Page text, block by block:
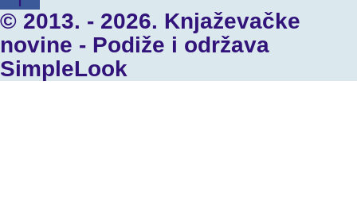
© 2013. - 2026. Knjaževačke
novine - Podiže i održava
SimpleLook